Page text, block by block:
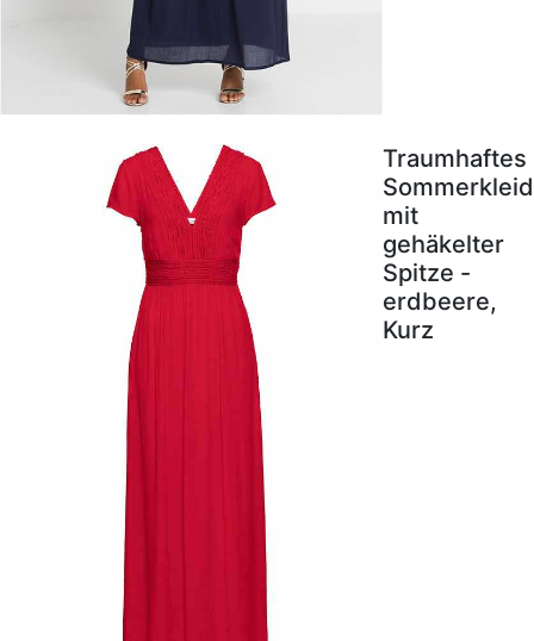
Traumhaftes
Sommerkleid
mit
gehäkelter
Spitze -
erdbeere,
Kurz